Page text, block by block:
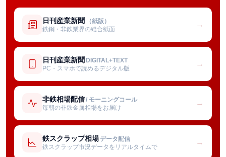
日刊産業新聞 （紙版）
鉄鋼・非鉄業界の総合紙面
→
日刊産業新聞 DIGITAL+TEXT
PC・スマホで読めるデジタル版
→
非鉄相場配信/ モーニングコール
毎朝の非鉄金属相場をお届け
→
鉄スクラップ相場 データ配信
鉄スクラップ市況データをリアルタイムで
→